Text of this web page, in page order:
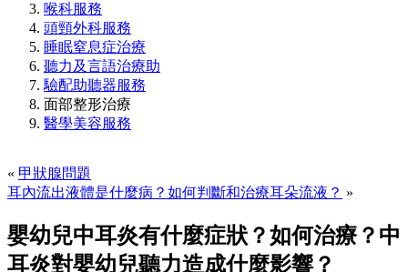
喉科服務
頭頸外科服務
睡眠窒息症治療
聽力及言語治療助
驗配助聽器服務
面部整形治療
醫學美容服務
« 甲狀腺問題
耳內流出液體是什麼病？如何判斷和治療耳朵流液？ »
嬰幼兒中耳炎有什麼症狀？如何治療？中
耳炎對嬰幼兒聽力造成什麼影響？